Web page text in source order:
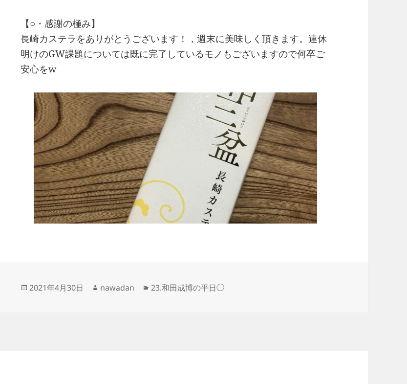
【○・感謝の極み】
長崎カステラをありがとうございます！，週末に美味しく頂きます。連休
明けのGW課題については既に完了しているモノもございますので何卒ご
安心をw
投
2021年4月30日
作
nawadan
カ
23.和田成博の平日◯